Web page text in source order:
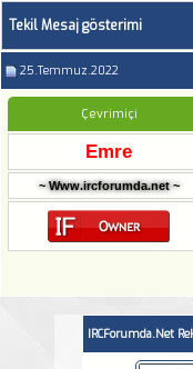
Tekil Mesaj gösterimi
25.Temmuz.2022
Çevrimiçi
Emre
~ Www.ircforumda.net ~
IRCForumda.Net